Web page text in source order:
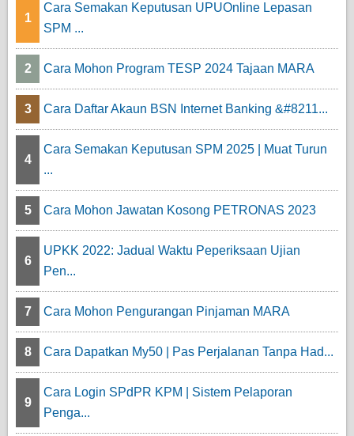
1
Cara Semakan Keputusan UPUOnline Lepasan
SPM ...
2 Cara Mohon Program TESP 2024 Tajaan MARA
3 Cara Daftar Akaun BSN Internet Banking &#8211...
4
Cara Semakan Keputusan SPM 2025 | Muat Turun
...
5 Cara Mohon Jawatan Kosong PETRONAS 2023
6
UPKK 2022: Jadual Waktu Peperiksaan Ujian
Pen...
7 Cara Mohon Pengurangan Pinjaman MARA
8 Cara Dapatkan My50 | Pas Perjalanan Tanpa Had...
9
Cara Login SPdPR KPM | Sistem Pelaporan
Penga...